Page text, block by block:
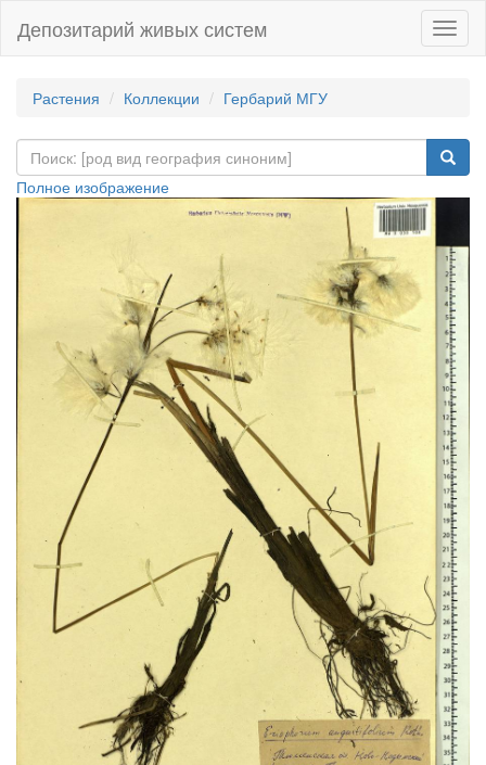
Депозитарий живых систем
Растения Коллекции Гербарий МГУ
Полное изображение